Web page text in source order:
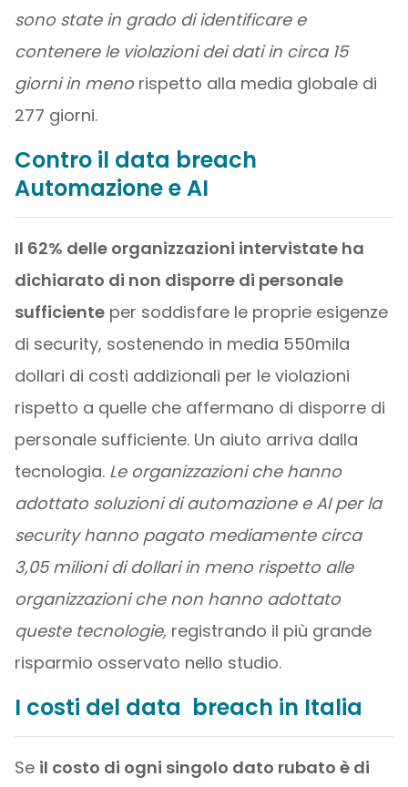
sono state in grado di identificare e
contenere le violazioni dei dati in circa 15
giorni in menorispetto alla media globale di
277 giorni.
Contro il data breach
Automazione e AI
Il 62% delle organizzazioni intervistate ha
dichiarato di non disporre di personale
sufficienteper soddisfare le proprie esigenze
di security, sostenendo in media 550mila
dollari di costi addizionali per le violazioni
rispetto a quelle che affermano di disporre di
personale sufficiente. Un aiuto arriva dalla
tecnologia. Le organizzazioni che hanno
adottato soluzioni di automazione e AI per la
security hanno pagato mediamente circa
3,05 milioni di dollari in meno rispetto alle
organizzazioni che non hanno adottato
queste tecnologie, registrando il più grande
risparmio osservato nello studio.
I costi del data breach in Italia
Se il costo di ogni singolo dato rubato è di